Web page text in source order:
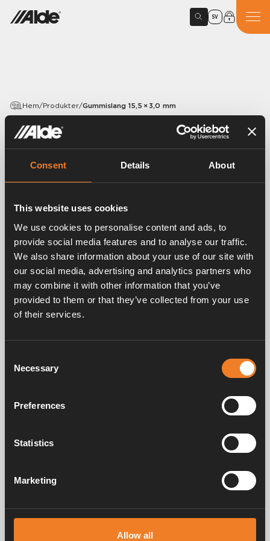
Consent Details About
This website uses cookies
We use cookies to personalise content and ads, to
provide social media features and to analyse our traffic.
We also share information about your use of our site with
our social media, advertising and analytics partners who
may combine it with other information that you’ve
provided to them or that they’ve collected from your use
of their services.
Selection
Necessary
Preferences
Statistics
Marketing
Allow all
SV
Hem/Produkter/Gummislang 15,5 × 3,0 mm
PRODUKTER
Gummislang 15,5 × 3,0 mm
Gummislang EPDM 15,5 x 3,0 mm.
90 m/förp.
Frågor & svar
Manualer & dokument
värmesystem för husbilar och husvagnar. Redan då förstod vi hur
viktigt det är att ta med sig hemmets komfort på resan. Med Alde känns